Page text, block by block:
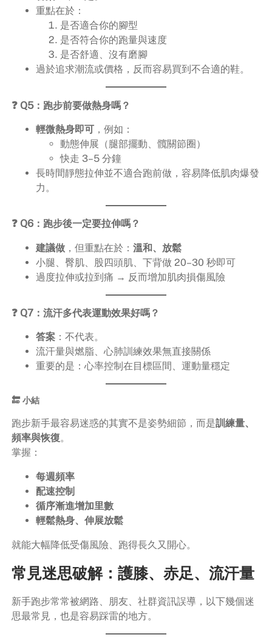
重點在於：
是否適合你的腳型
是否符合你的跑量與速度
是否舒適、沒有磨腳
過於追求潮流或價格，反而容易買到不合適的鞋。
❓ Q5：跑步前要做熱身嗎？
輕微熱身即可，例如：
動態伸展（腿部擺動、髖關節圈）
快走 3–5 分鐘
長時間靜態拉伸並不適合跑前做，容易降低肌肉爆發
力。
❓ Q6：跑步後一定要拉伸嗎？
建議做，但重點在於： 溫和、放鬆
小腿、臀肌、股四頭肌、下背做 20–30 秒即可
過度拉伸或拉到痛 → 反而增加肌肉損傷風險
❓ Q7：流汗多代表運動效果好嗎？
答案：不代表。
流汗量與燃脂、心肺訓練效果無直接關係
重要的是：心率控制在目標區間、運動量穩定
🔚 小結
跑步新手最容易迷惑的其實不是姿勢細節，而是訓練量、
頻率與恢復。
掌握：
每週頻率
配速控制
循序漸進增加里數
輕鬆熱身、伸展放鬆
就能大幅降低受傷風險、跑得長久又開心。
常見迷思破解：護膝、赤足、流汗量
新手跑步常常被網路、朋友、社群資訊誤導，以下幾個迷
思最常見，也是容易踩雷的地方。